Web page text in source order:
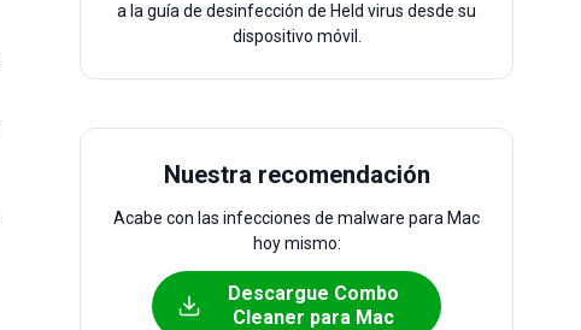
a la guía de desinfección de Held virus desde su
dispositivo móvil.
Nuestra recomendación
Acabe con las infecciones de malware para Mac
hoy mismo:
Descargue Combo
Cleaner para Mac